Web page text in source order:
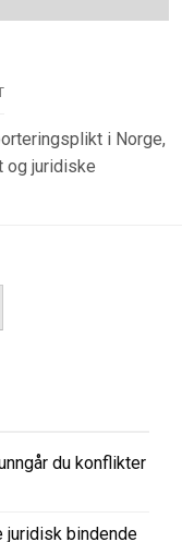
i Norge,
og juridiske
du konflikter
juridisk bindende